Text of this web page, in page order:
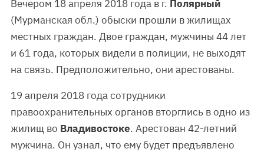
Вечером 18 апреля 2018 года в г. Полярный
(Мурманская обл.) обыски прошли в жилищах
местных граждан. Двое граждан, мужчины 44 лет
и 61 года, которых видели в полиции, не выходят
на связь. Предположительно, они арестованы.
19 апреля 2018 года сотрудники
правоохранительных органов вторглись в одно из
жилищ во Владивостоке. Арестован 42-летний
мужчина. Он узнал, что ему будет предъявлено